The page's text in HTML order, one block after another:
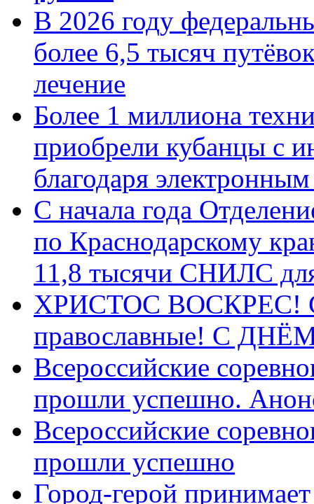
В 2026 году
более 6,5 тысяч
лечение
Более 1 миллиона
приобрели кубанцы с
благодаря
С начала года
по Краснодарскому
11,8 тысячи СНИЛС
ХРИСТОС ВОСКРЕС! С
православные! C
Всероссийские
прошли успешно.
Всероссийские
прошли успешно
Город-герой